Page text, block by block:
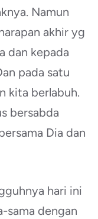
Namun
akhir yg
dan kepada
pada satu
kita berlabuh.
bersabda
Dia dan
hari ini
sama dengan